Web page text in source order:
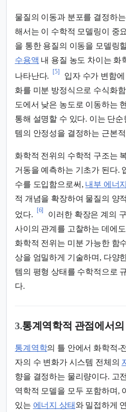
물질의 이동과 분포를 결정하
해서는 이 수학적 모델링이 중
을 통한 용질의 이동을 모델링
수용액 내 용질 농도 차이는 화
나타난다.
[5]
입자 수가 변함
화를 미분 방정식으로 수식화
도에서 낮은 농도로 이동하는
통해 설명할 수 있다. 이는 단
템의 안정성을 결정하는 근본
화학적 전위의 수학적 구조는
거동을 예측하는 기초가 된다.
수를 도입함으로써, 내부 에너지
적 개념을 확장하여 물질의 양
었다.
[6]
이러한 확장은 계의
사이의 관계를 고찰하는 데에
화학적 전위는 미분 가능한 함
상을 엄밀하게 기술하며, 다양
템의 평형 상태를 수학적으로
다.
3.통계역학적 관점에서의
통계역학의 틀 안에서 화학적-
자의 수 변화가 시스템 전체의
향을 결정하는 물리량이다. 고
역학적 모델을 모두 포함하며,
있는 에너지 상태 와 밀접하게